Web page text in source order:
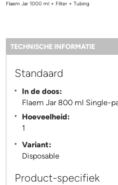
Flaem Jar 1000 ml + Filter + Tubing
Information
TECHNISCHE INFORMATIE
Standaard
In de doos:
Flaem Jar 800 ml Single-
Hoeveelheid:
1
Variant:
Disposable
Product-specifiek